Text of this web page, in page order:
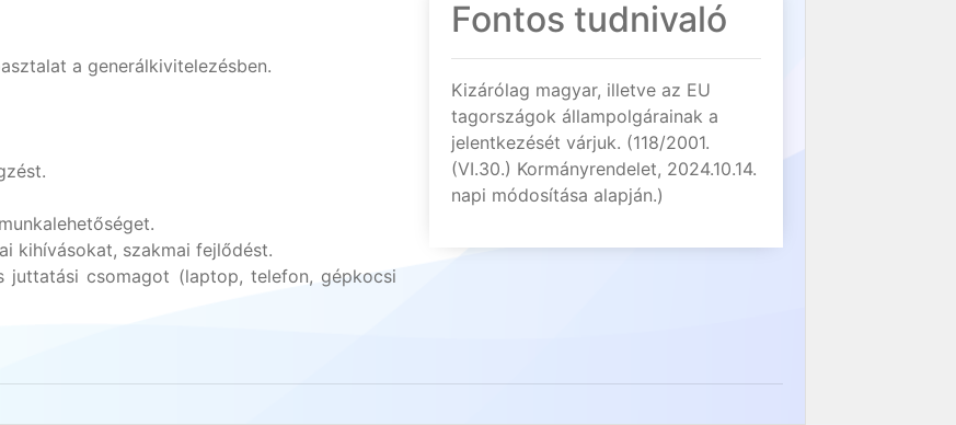
a generálkivitelezésben.
kihívásokat, szakmai fejlődést.
juttatási csomagot (laptop, telefon, gépkocsi
Fontos tudnivaló
Kizárólag magyar, illetve az EU
tagországok állampolgárainak a
jelentkezését várjuk. (118/2001.
(VI.30.) Kormányrendelet, 2024.10.14.
napi módosítása alapján.)